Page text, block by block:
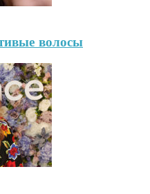
волосы